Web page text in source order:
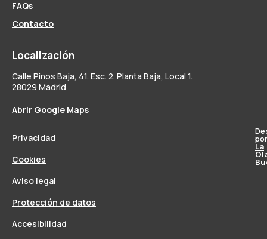
FAQs
Contacto
Localización
Calle Pinos Baja, 41. Esc. 2. Planta Baja, Local 1.
28029 Madrid
Abrir Google Maps
Privacidad
Cookies
Aviso legal
Protección de datos
Accesibilidad
por
La